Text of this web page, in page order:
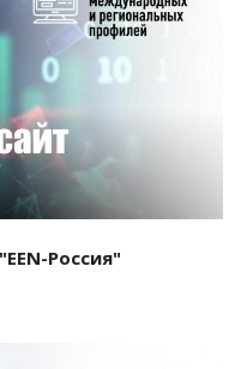
Россия"